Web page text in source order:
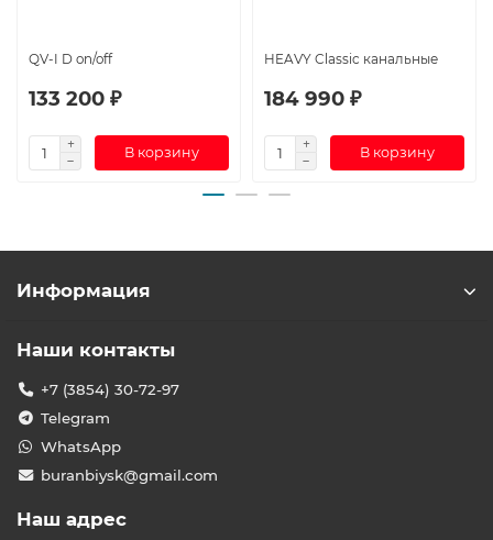
QV-I D on/off
133 200 ₽
В корзину
HEAVY Classic канальные
184 990 ₽
В корзину
Информация
Наши контакты
+7 (3854) 30-72-97
Telegram
WhatsApp
buranbiysk@gmail.com
Наш адрес